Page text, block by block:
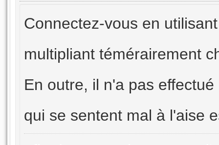
Connectez-vous en
multipliant témérairement
En outre, il n'a pas
qui se sentent mal à l'aise